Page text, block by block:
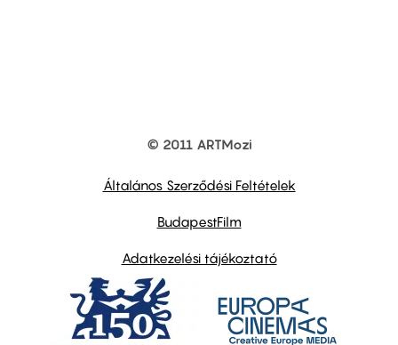
© 2011 ARTMozi
Általános Szerződési Feltételek
BudapestFilm
Adatkezelési tájékoztató